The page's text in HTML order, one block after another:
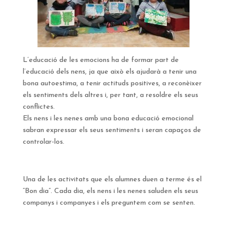
L’educació de les emocions ha de formar part de
l’educació dels nens, ja que això els ajudarà a tenir una
bona autoestima, a tenir actituds positives, a reconèixer
els sentiments dels altres i, per tant, a resoldre els seus
conflictes.
Els nens i les nenes amb una bona educació emocional
sabran expressar els seus sentiments i seran capaços de
controlar-los.
Una de les activitats que els alumnes duen a terme és el
“Bon dia”. Cada dia, els nens i les nenes saluden els seus
companys i companyes i els preguntem com se senten.